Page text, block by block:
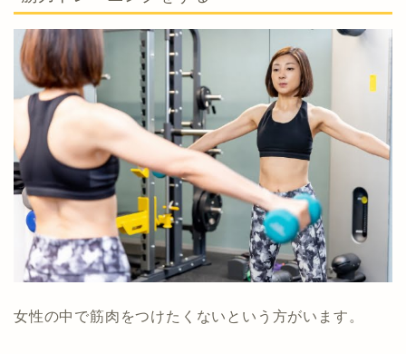
女性の中で筋肉をつけたくないという方がいます。